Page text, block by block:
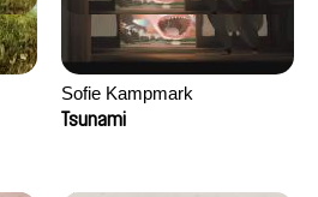
Sofie Kampmark
Tsunami